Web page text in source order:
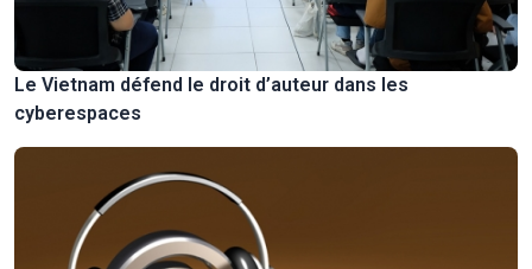
Le Vietnam défend le droit d’auteur dans les
cyberespaces